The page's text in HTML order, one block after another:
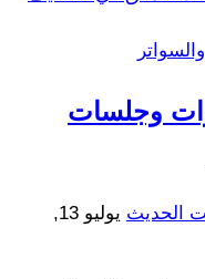
وجلسات
الحديث
يوليو 13,